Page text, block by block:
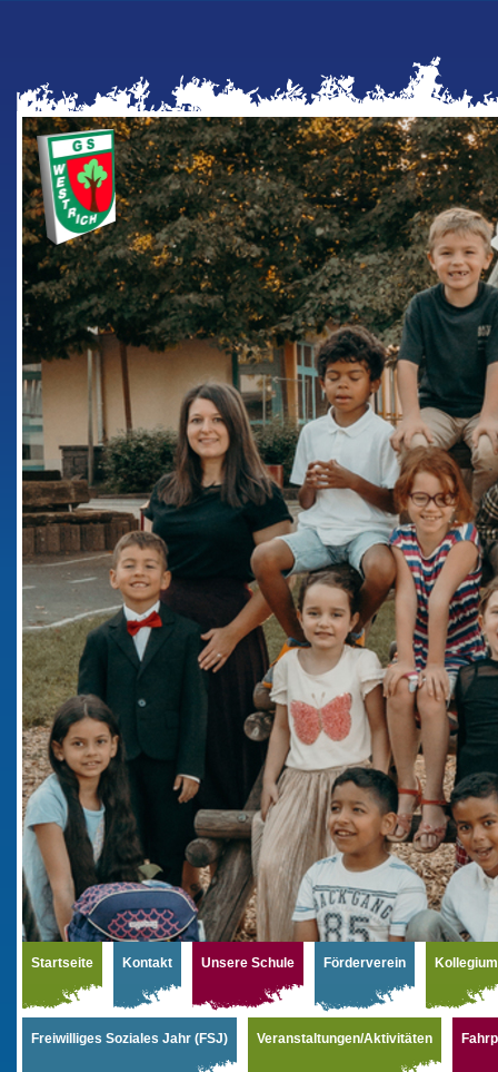
Startseite Kontakt Unsere Schule Förderverein Kollegium
Freiwilliges Soziales Jahr (FSJ) Veranstaltungen/Aktivitäten